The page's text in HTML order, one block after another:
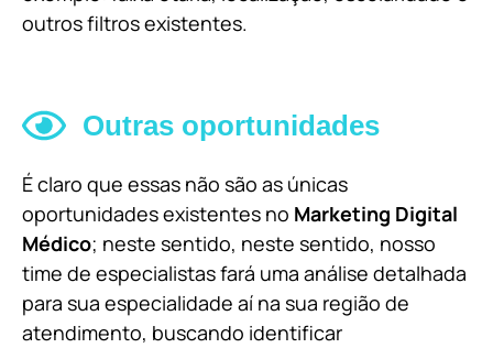
outros filtros existentes.
Outras oportunidades
É claro que essas não são as únicas
oportunidades existentes no Marketing Digital
Médico; neste sentido, neste sentido, nosso
time de especialistas fará uma análise detalhada
para sua especialidade aí na sua região de
atendimento, buscando identificar